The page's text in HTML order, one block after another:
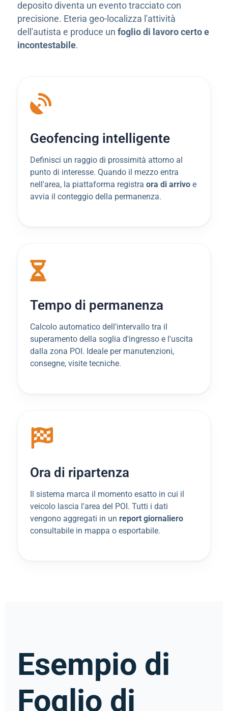
deposito diventa un evento tracciato con
precisione. Eteria geo-localizza l'attività
dell'autista e produce un foglio di lavoro certo e
incontestabile.
Geofencing intelligente
Definisci un raggio di prossimità attorno al
punto di interesse. Quando il mezzo entra
nell'area, la piattaforma registra ora di arrivo e
avvia il conteggio della permanenza.
Tempo di permanenza
Calcolo automatico dell'intervallo tra il
superamento della soglia d'ingresso e l'uscita
dalla zona POI. Ideale per manutenzioni,
consegne, visite tecniche.
Ora di ripartenza
Il sistema marca il momento esatto in cui il
veicolo lascia l'area del POI. Tutti i dati
vengono aggregati in un report giornaliero
consultabile in mappa o esportabile.
Esempio di
Foglio di